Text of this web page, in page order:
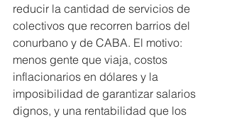
reducir la cantidad de servicios de
colectivos que recorren barrios del
conurbano y de CABA. El motivo:
menos gente que viaja, costos
inflacionarios en dólares y la
imposibilidad de garantizar salarios
dignos, y una rentabilidad que los